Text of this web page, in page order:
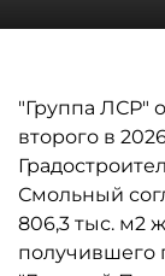
"Группа ЛСР"
второго в
Смольный
806,3 тыс. м2
получившего